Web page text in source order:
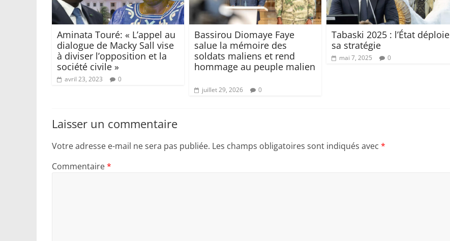
Aminata Touré: « L’appel au
dialogue de Macky Sall vise
à diviser l’opposition et la
société civile »
avril 23, 2023 0
Bassirou Diomaye Faye
salue la mémoire des
soldats maliens et rend
hommage au peuple malien
juillet 29, 2026 0
Tabaski 2025 : l’État déploie
sa stratégie
mai 7, 2025 0
Laisser un commentaire
Votre adresse e-mail ne sera pas publiée. Les champs obligatoires sont indiqués avec *
Commentaire*